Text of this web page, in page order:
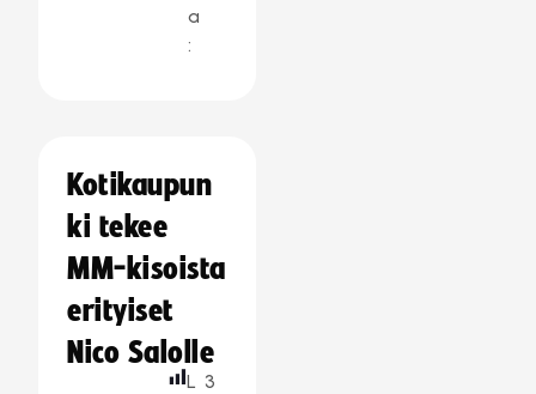
a
:
Kotikaupun
ki tekee
MM-kisoista
erityiset
Nico Salolle
L 3